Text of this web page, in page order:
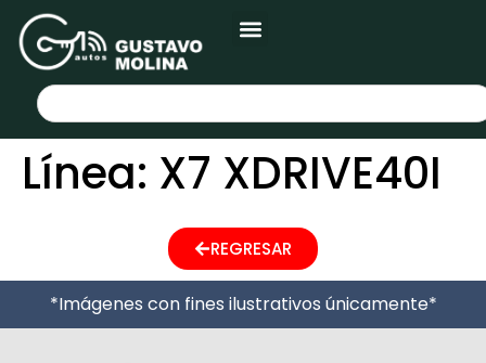
Línea: X7 XDRIVE40I
REGRESAR
*Imágenes con fines ilustrativos únicamente*